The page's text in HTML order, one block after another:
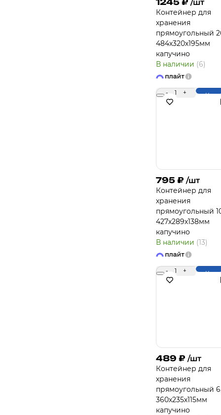
1245 ₽ /шт
Контейнер для
хранения
прямоугольный
484х320х195мм
капучино
В наличии (6)
- 1 +
795 ₽ /шт
Контейнер для
хранения
прямоугольный
427х289х138мм
капучино
В наличии (13)
- 1 +
489 ₽ /шт
Контейнер для
хранения
прямоугольный
360х235х115мм
капучино